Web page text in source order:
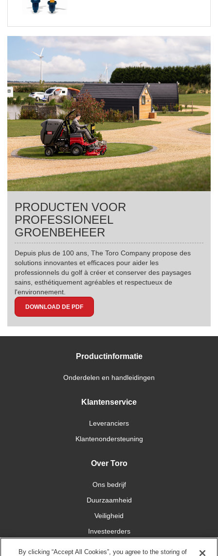
PRODUCTEN VOOR
PROFESSIONEEL
GROENBEHEER
Depuis plus de 100 ans, The Toro Company propose des
solutions innovantes et efficaces pour aider les
professionnels du golf à créer et conserver des paysages
sains, esthétiquement agréables et respectueux de
l'environnement.
DOWNLOAD DE PDF
Productinformatie
Onderdelen en handleidingen
Klantenservice
Leveranciers
Klantenondersteuning
Over Toro
Ons bedrijf
Duurzaamheid
Veiligheid
Investeerders
By clicking “Accept All Cookies”, you agree to the storing of